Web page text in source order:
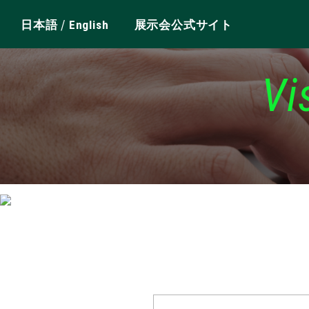
日本語/ English 展示会公式サイト